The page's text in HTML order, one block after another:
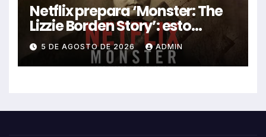
Netflix prepara ‘Monster: The
Lizzie Borden Story’: esto
sabemos
5 DE AGOSTO DE 2026 ADMIN